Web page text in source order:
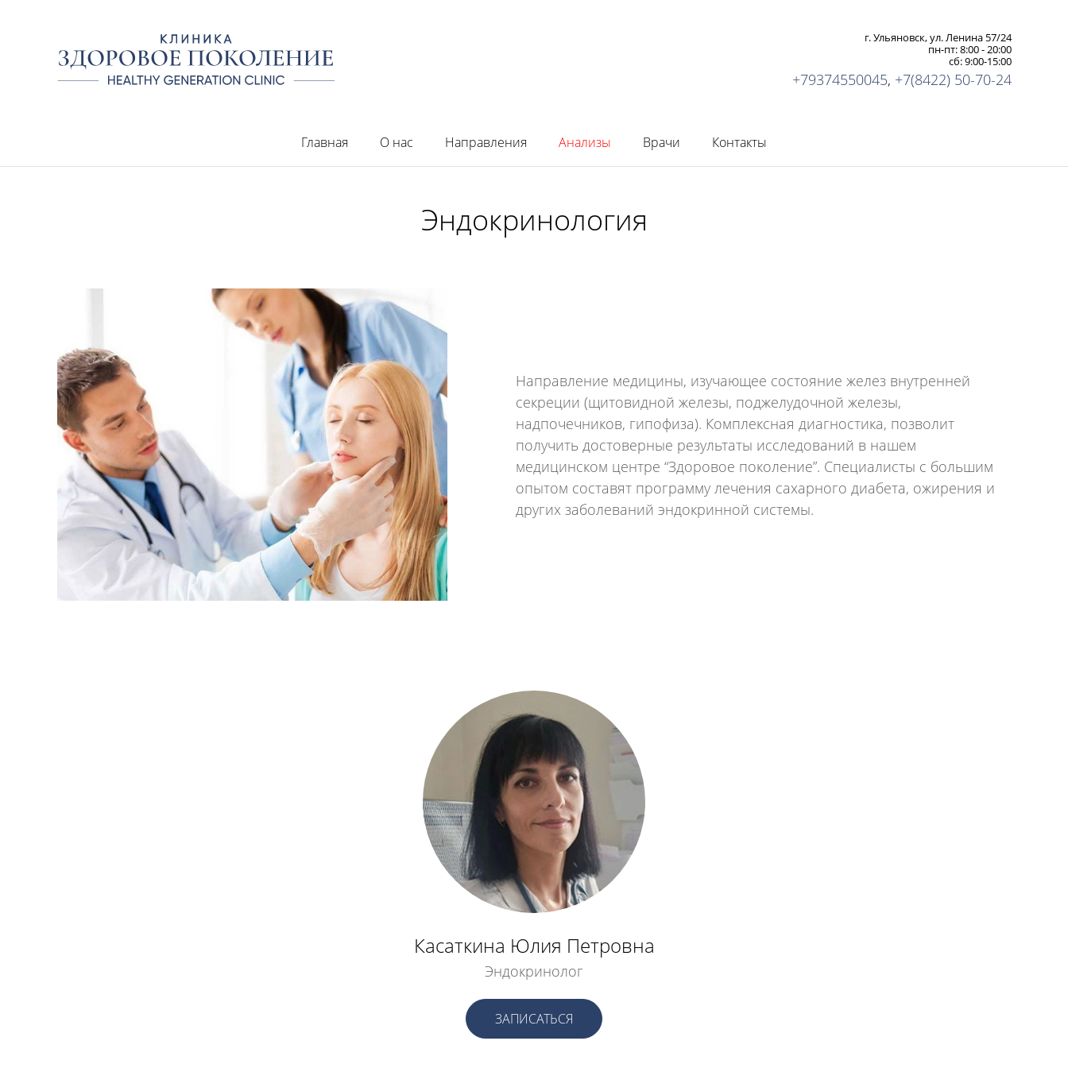
г. Ульяновск, ул. Ленина 57/24
пн-пт: 8:00 - 20:00
сб: 9:00-15:00
+79374550045, +7(8422) 50-70-24
Главная О нас Направления Анализы Врачи Контакты
Эндокринология
Направление медицины, изучающее состояние желез внутренней
секреции (щитовидной железы, поджелудочной железы,
надпочечников, гипофиза). Комплексная диагностика, позволит
получить достоверные результаты исследований в нашем
медицинском центре “Здоровое поколение”. Специалисты с большим
опытом составят программу лечения сахарного диабета, ожирения и
других заболеваний эндокринной системы.
Касаткина Юлия Петровна
Эндокринолог
ЗАПИСАТЬСЯ